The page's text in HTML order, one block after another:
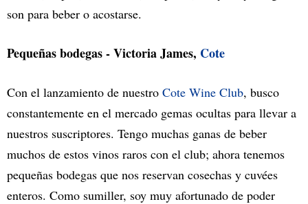
son para beber o acostarse.
Pequeñas bodegas - Victoria James, Cote
Con el lanzamiento de nuestro Cote Wine Club, busco
constantemente en el mercado gemas ocultas para llevar a
nuestros suscriptores. Tengo muchas ganas de beber
muchos de estos vinos raros con el club; ahora tenemos
pequeñas bodegas que nos reservan cosechas y cuvées
enteros. Como sumiller, soy muy afortunado de poder